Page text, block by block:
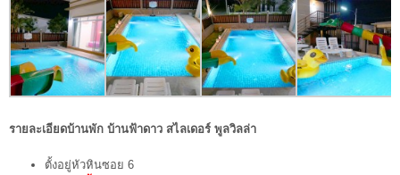
รายละเอียดบ้านพัก บ้านฟ้าดาว สไลเดอร์ พูลวิลล่า
ตั้งอยู่หัวหินซอย 6